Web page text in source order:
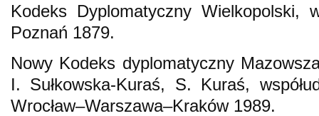
Kodeks Dyplomatyczny
Poznań 1879.
Nowy Kodeks dyplomatyczny
I. Sułkowska-Kuraś, S. Kuraś,
Wrocław–Warszawa–Kraków 1989.